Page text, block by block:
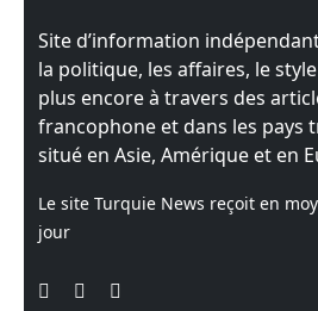
Site d’information
la politique, les affaires, le
plus encore à travers des
francophone et dans les pays
situé en Asie, Amérique et en
Le site Turquie News reçoit en
jour